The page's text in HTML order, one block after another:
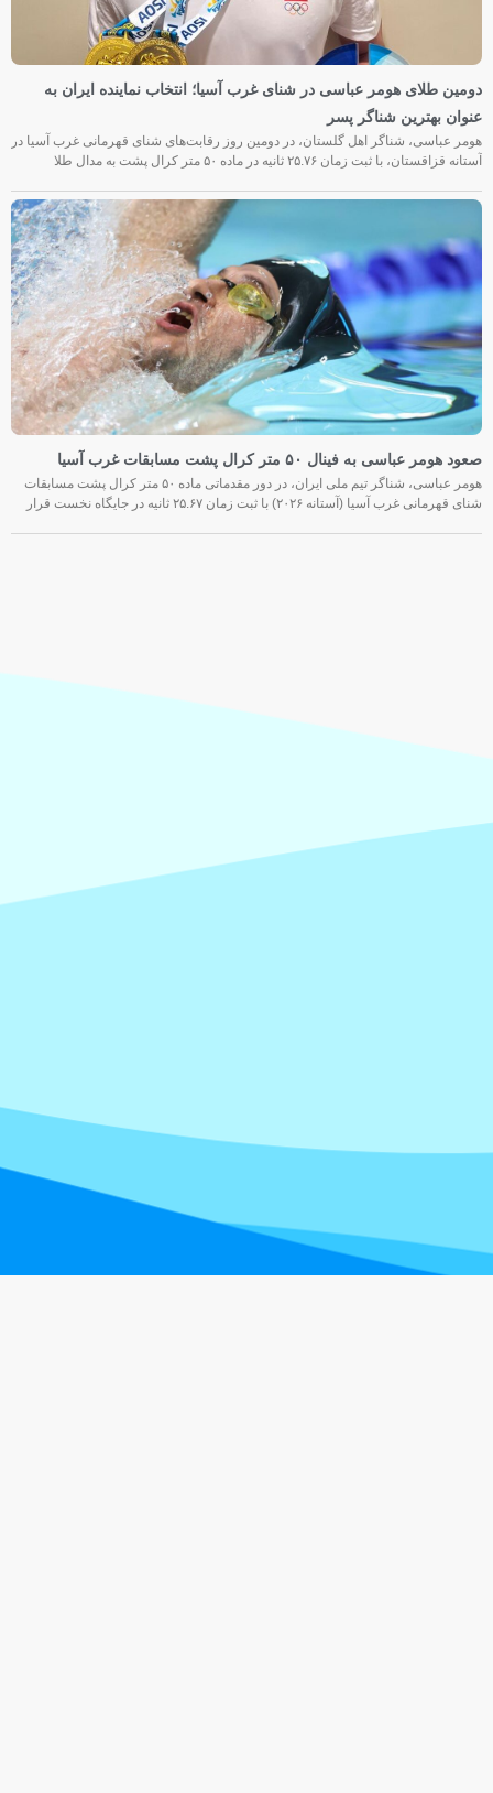
دومین طلای هومر عباسی در شنای غرب آسیا؛ انتخاب نماینده ایران به
عنوان بهترین شناگر پسر
هومر عباسی، شناگر اهل گلستان، در دومین روز رقابت‌های شنای قهرمانی غرب آسیا در
آستانه قزاقستان، با ثبت زمان ۲۵.۷۶ ثانیه در ماده ۵۰ متر کرال پشت به مدال طلا
صعود هومر عباسی به فینال ۵۰ متر کرال پشت مسابقات غرب آسیا
هومر عباسی، شناگر تیم ملی ایران، در دور مقدماتی ماده ۵۰ متر کرال پشت مسابقات
شنای قهرمانی غرب آسیا (آستانه ۲۰۲۶) با ثبت زمان ۲۵.۶۷ ثانیه در جایگاه نخست قرار